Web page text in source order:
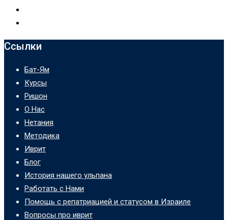
Ссылки
Бат-Ям
Курсы
Ришон
О Нас
Нетания
Методика
Иврит
Блог
История нашего ульпана
Работать с Нами
Помощь с репатриацией и статусом в Израиле
Вопросы про иврит